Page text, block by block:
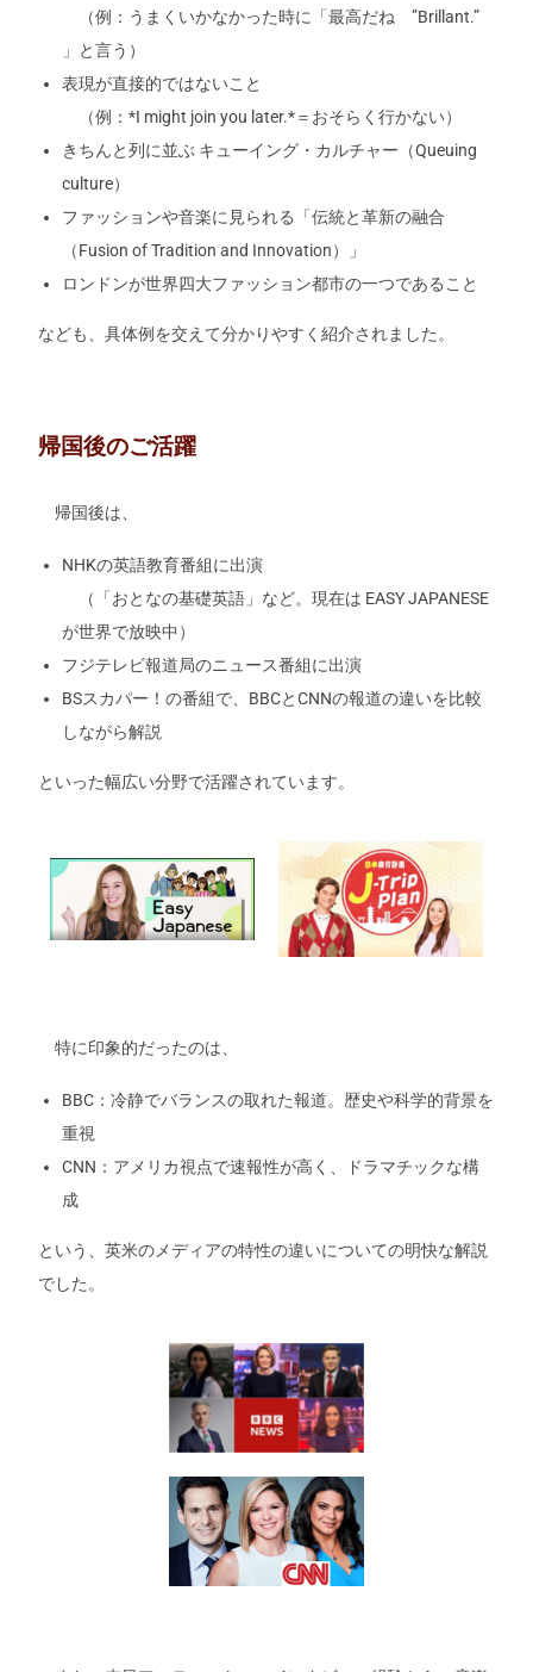
（例：うまくいかなかった時に「最高だね ”Brillant.”
」と言う）
表現が直接的ではないこと
（例：*I might join you later.*＝おそらく行かない）
きちんと列に並ぶ キューイング・カルチャー（Queuing
culture）
ファッションや音楽に見られる「伝統と革新の融合
（Fusion of Tradition and Innovation）」
ロンドンが世界四大ファッション都市の一つであること
なども、具体例を交えて分かりやすく紹介されました。
帰国後のご活躍
帰国後は、
NHKの英語教育番組に出演
（「おとなの基礎英語」など。現在は EASY JAPANESE
が世界で放映中）
フジテレビ報道局のニュース番組に出演
BSスカパー！の番組で、BBCとCNNの報道の違いを比較
しながら解説
といった幅広い分野で活躍されています。
特に印象的だったのは、
BBC：冷静でバランスの取れた報道。歴史や科学的背景を
重視
CNN：アメリカ視点で速報性が高く、ドラマチックな構
成
という、英米のメディアの特性の違いについての明快な解説
でした。